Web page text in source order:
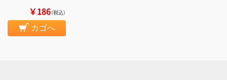
￥186（税込）
カゴへ